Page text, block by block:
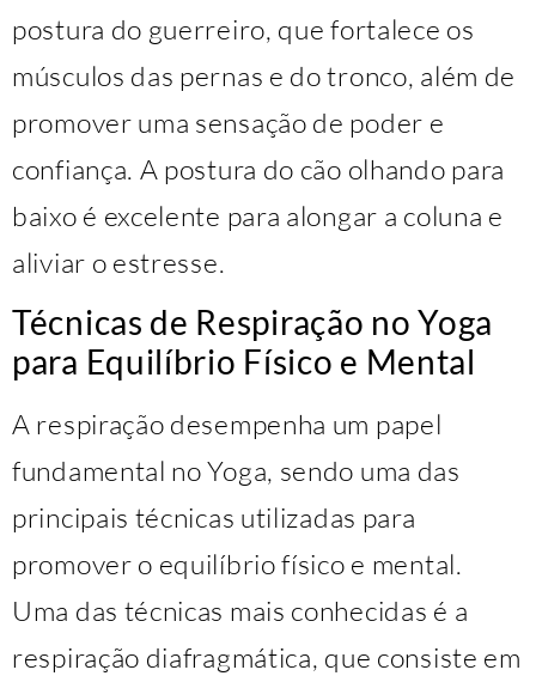
postura do guerreiro, que fortalece os
músculos das pernas e do tronco, além de
promover uma sensação de poder e
confiança. A postura do cão olhando para
baixo é excelente para alongar a coluna e
aliviar o estresse.
Técnicas de Respiração no Yoga
para Equilíbrio Físico e Mental
A respiração desempenha um papel
fundamental no Yoga, sendo uma das
principais técnicas utilizadas para
promover o equilíbrio físico e mental.
Uma das técnicas mais conhecidas é a
respiração diafragmática, que consiste em